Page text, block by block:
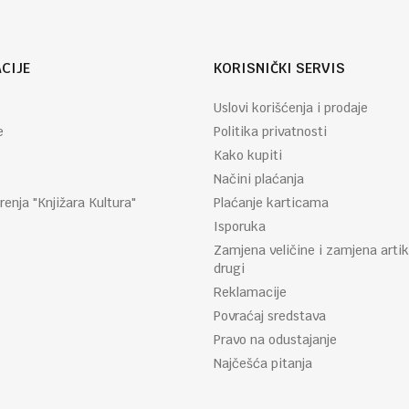
"Knjižara Kultura"
KORISNIČKI SERVIS
Uslovi korišćenja i prodaje
Politika privatnosti
Kako kupiti
Načini plaćanja
Plaćanje karticama
Isporuka
Zamjena veličine i zamjena
drugi
Reklamacije
Povraćaj sredstava
Pravo na odustajanje
Najčešća pitanja